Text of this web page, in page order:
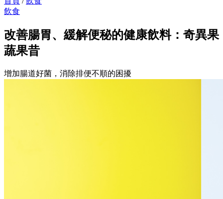
飲食
改善腸胃、緩解便秘的健康飲料：奇異果
蔬果昔
增加腸道好菌，消除排便不順的困擾